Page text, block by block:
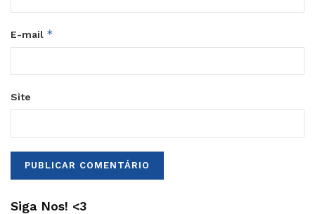
E-mail *
Site
Siga Nos! <3